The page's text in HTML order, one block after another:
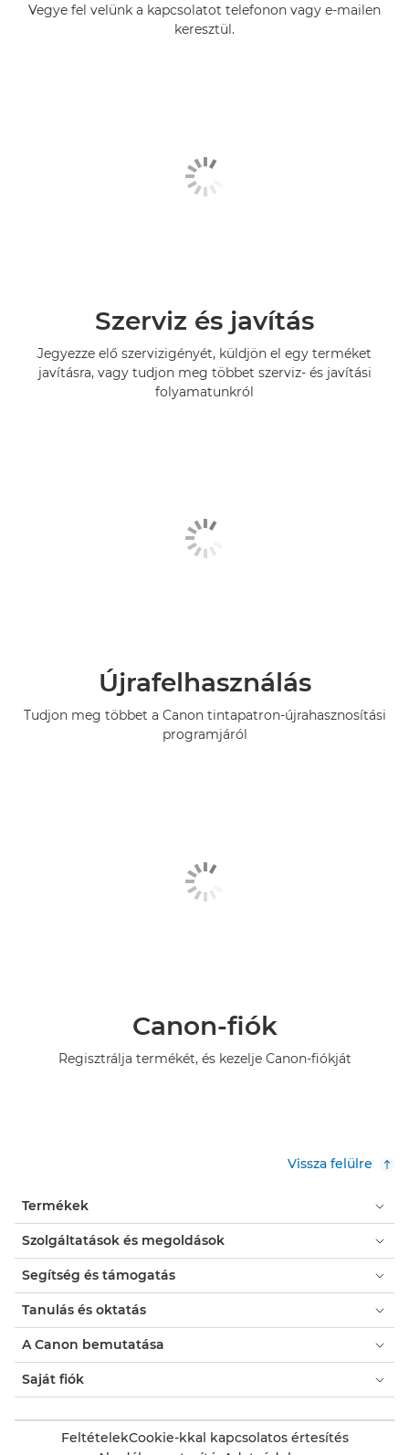
Vegye fel velünk a kapcsolatot telefonon vagy e-mailen
keresztül.
Szerviz és javítás
Jegyezze elő szervizigényét, küldjön el egy terméket
javításra, vagy tudjon meg többet szerviz- és javítási
folyamatunkról
Újrafelhasználás
Tudjon meg többet a Canon tintapatron-újrahasznosítási
programjáról
Canon-fiók
Regisztrálja termékét, és kezelje Canon-fiókját
Vissza felülre
Termékek
Szolgáltatások és megoldások
Segítség és támogatás
Tanulás és oktatás
A Canon bemutatása
Saját fiók
FeltételekCookie-kkal kapcsolatos értesítés